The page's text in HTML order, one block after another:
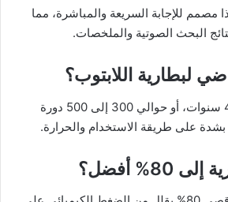
مصمم للإجابة السريعة والمباشرة، مما
البحث الصوتية والملخصات.
لبطارية اللابتوب؟
يتراوح عادة بين 2 إلى 4 سنوات، أو حوالي 300 إلى 500 دورة
على طريقة الاستخدام والحرارة.
أفضل؟